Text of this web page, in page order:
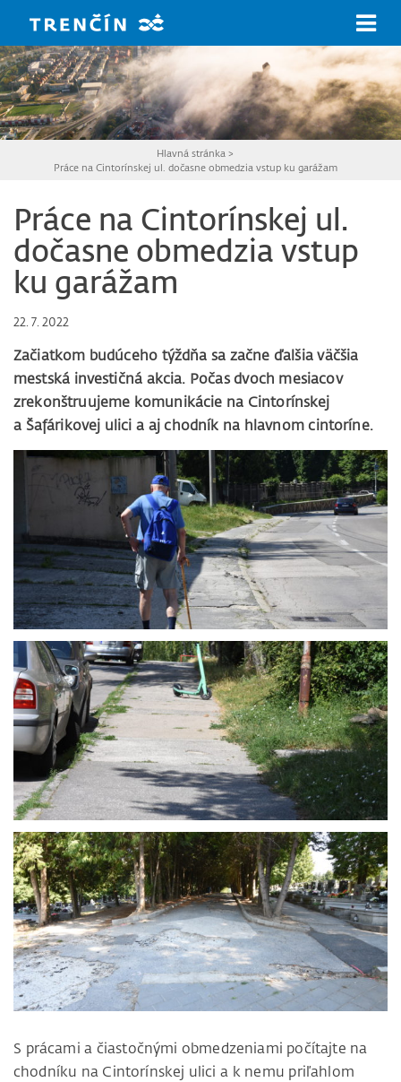
Hlavná stránka >
Práce na Cintorínskej ul. dočasne obmedzia vstup ku garážam
Práce na Cintorínskej ul.
dočasne obmedzia vstup
ku garážam
22. 7. 2022
Začiatkom budúceho týždňa sa začne ďalšia väčšia
mestská investičná akcia. Počas dvoch mesiacov
zrekonštruujeme komunikácie na Cintorínskej
a Šafárikovej ulici a aj chodník na hlavnom cintoríne.
S prácami a čiastočnými obmedzeniami počítajte na
chodníku na Cintorínskej ulici a k nemu priľahlom